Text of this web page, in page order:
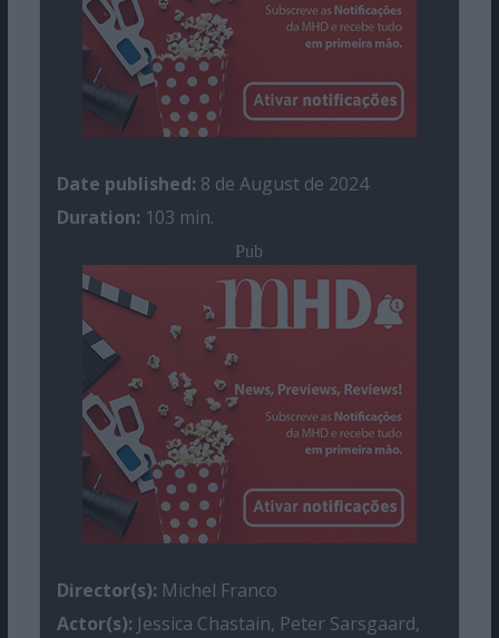
Date published: 8 de August de 2024
Duration: 103 min.
Pub
Director(s): Michel Franco
Actor(s): Jessica Chastain, Peter Sarsgaard,